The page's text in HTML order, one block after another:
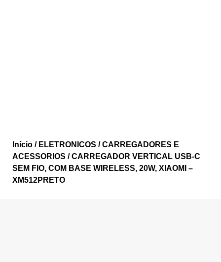
Início / ELETRONICOS /CARREGADORES E
ACESSORIOS / CARREGADOR VERTICAL USB-C
SEM FIO, COM BASE WIRELESS, 20W, XIAOMI –
XM512PRETO